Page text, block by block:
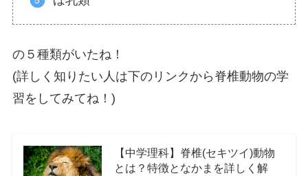
の５種類がいたね！
(詳しく知りたい人は下のリンクから脊椎動物の学
習をしてみてね！)
【中学理科】脊椎(セキツイ)動物
とは？特徴となかまを詳しく解